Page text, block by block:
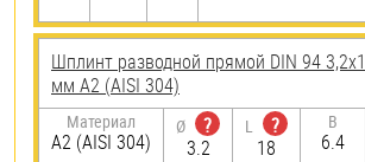
Шплинт разводной прямой DIN 94
мм А2 (AISI 304)
Материал
А2 (AISI 304)
Ø
?
3.2
L
?
18
B
6.4